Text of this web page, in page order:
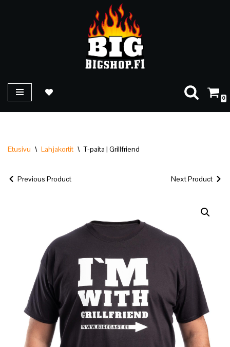
0
Etusivu \ Lahjakortit \ T-paita | Grillfriend
Previous Product Next Product